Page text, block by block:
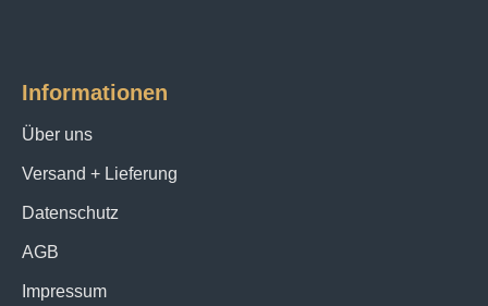
Informationen
Über uns
Versand + Lieferung
Datenschutz
AGB
Impressum